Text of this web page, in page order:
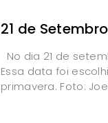
21 de
No dia 21 de
Essa data foi
primavera. Foto: